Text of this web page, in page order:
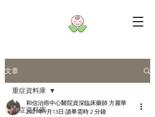
文章
重症資料庫
重症資料庫
和信治癌中心醫院資深臨床藥師 方麗華
2021年9月13日 讀畢需時 2 分鐘